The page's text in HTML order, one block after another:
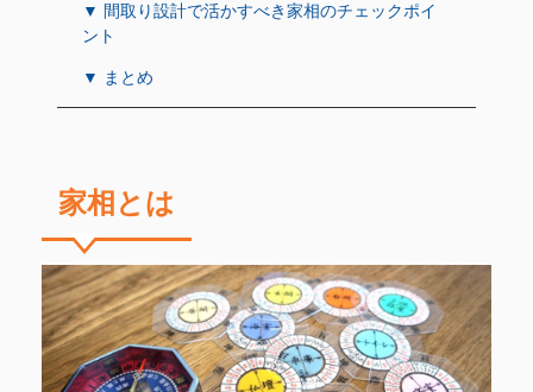
▼ 間取り設計で活かすべき家相のチェックポイ
ント
▼ まとめ
家相とは